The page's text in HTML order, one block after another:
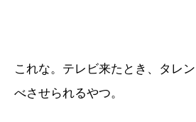
これな。テレビ来たとき、タレ
べさせられるやつ。